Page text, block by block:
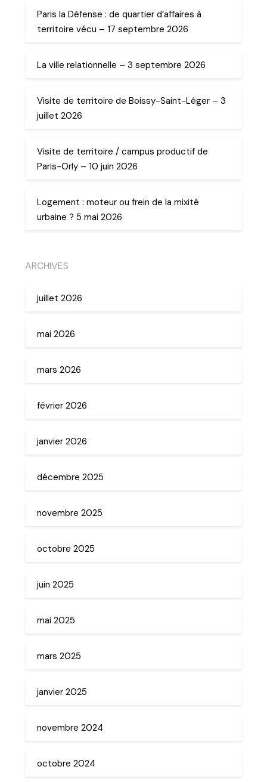
Paris la Défense : de quartier d’affaires à
territoire vécu – 17 septembre 2026
La ville relationnelle – 3 septembre 2026
Visite de territoire de Boissy-Saint-Léger – 3
juillet 2026
Visite de territoire / campus productif de
Paris-Orly – 10 juin 2026
Logement : moteur ou frein de la mixité
urbaine ? 5 mai 2026
ARCHIVES
juillet 2026
mai 2026
mars 2026
février 2026
janvier 2026
décembre 2025
novembre 2025
octobre 2025
juin 2025
mai 2025
mars 2025
janvier 2025
novembre 2024
octobre 2024